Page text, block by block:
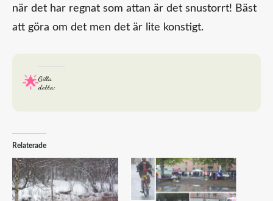
när det har regnat som attan är det snustorrt! Bäst
att göra om det men det är lite konstigt.
Gilla
detta:
Relaterade